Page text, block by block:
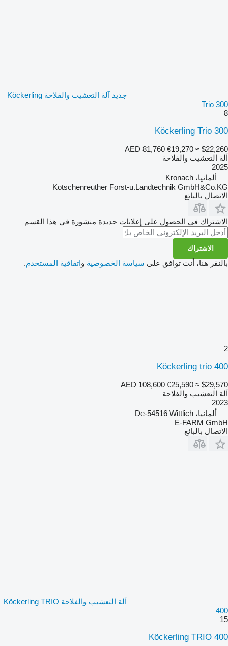
جديد آلة التعشيب والفلاحة Köckerling
Trio 300
8
Köckerling Trio 300
AED 81,760 €19,270 ≈ $22,260
آلة التعشيب والفلاحة
2025
ألمانيا، Kronach
Kotschenreuther Forst-u.Landtechnik GmbH&Co.KG
الاتصال بالبائع
الاشتراك في الحصول على إعلانات جديدة منشورة في هذا القسم
الاشتراك
بالنقر هنا، أنت توافق على سياسة الخصوصية واتفاقية المستخدم.
2
Köckerling trio 400
AED 108,600 €25,590 ≈ $29,570
آلة التعشيب والفلاحة
2023
ألمانيا، De-54516 Wittlich
E-FARM GmbH
الاتصال بالبائع
آلة التعشيب والفلاحة Köckerling TRIO
400
15
Köckerling TRIO 400